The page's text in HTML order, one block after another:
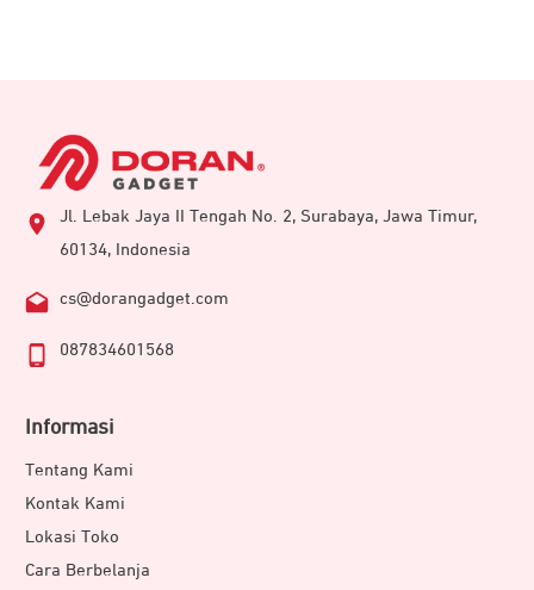
Jl. Lebak Jaya II Tengah No. 2, Surabaya, Jawa Timur,
60134, Indonesia
cs@dorangadget.com
087834601568
Informasi
Tentang Kami
Kontak Kami
Lokasi Toko
Cara Berbelanja